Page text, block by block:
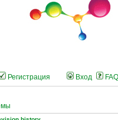
Регистрация Вход FAQ